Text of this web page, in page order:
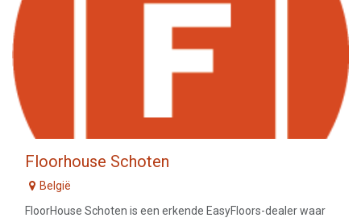
Floorhouse Schoten
België
FloorHouse Schoten is een erkende EasyFloors-dealer waar